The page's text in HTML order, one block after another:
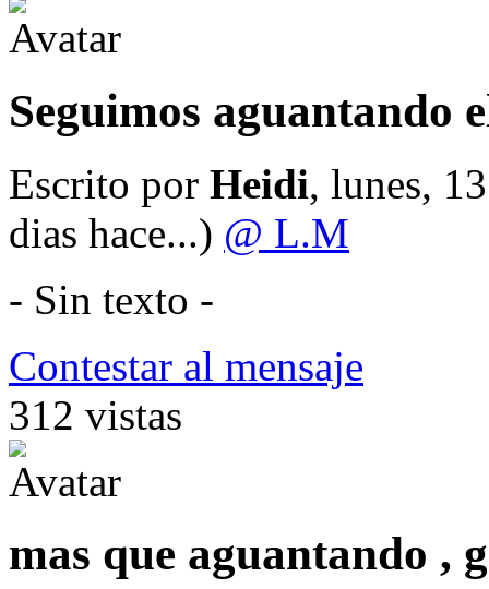
Seguimos aguantando
Escrito por Heidi, lunes,
dias hace...) @ L.M
- Sin texto -
Contestar al mensaje
312 vistas
mas que aguantando ,